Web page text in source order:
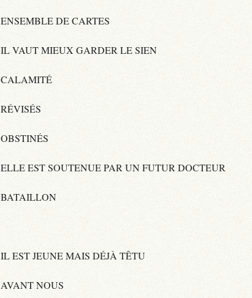
ENSEMBLE DE CARTES
IL VAUT MIEUX GARDER LE SIEN
CALAMITÉ
RÉVISÉS
OBSTINÉS
ELLE EST SOUTENUE PAR UN FUTUR DOCTEUR
BATAILLON
IL EST JEUNE MAIS DÉJÀ TÊTU
AVANT NOUS